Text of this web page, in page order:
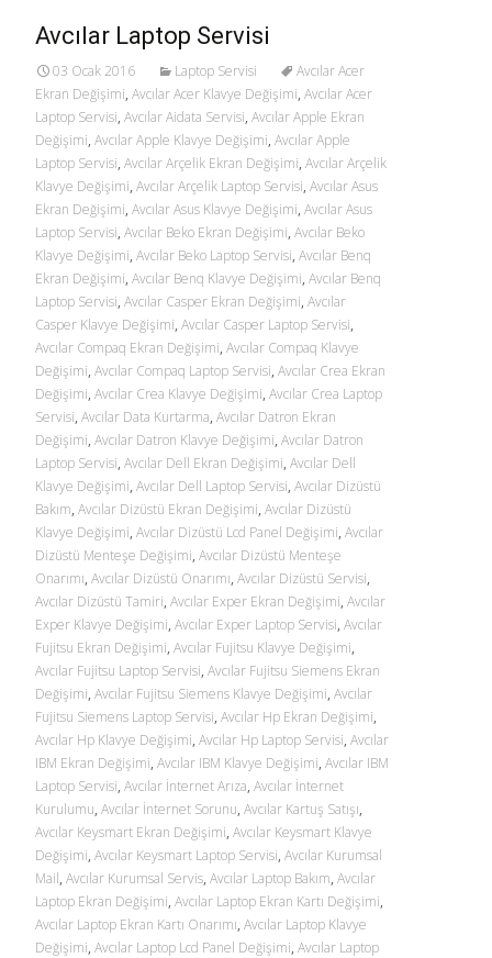
Avcılar Laptop Servisi
03 Ocak 2016 Laptop Servisi
Avcılar Acer
Ekran Değişimi, Avcılar Acer Klavye Değişimi, Avcılar Acer
Laptop Servisi, Avcılar Aidata Servisi, Avcılar Apple Ekran
Değişimi, Avcılar Apple Klavye Değişimi, Avcılar Apple
Laptop Servisi, Avcılar Arçelik Ekran Değişimi, Avcılar Arçelik
Klavye Değişimi, Avcılar Arçelik Laptop Servisi, Avcılar Asus
Ekran Değişimi, Avcılar Asus Klavye Değişimi, Avcılar Asus
Laptop Servisi, Avcılar Beko Ekran Değişimi, Avcılar Beko
Klavye Değişimi, Avcılar Beko Laptop Servisi, Avcılar Benq
Ekran Değişimi, Avcılar Benq Klavye Değişimi, Avcılar Benq
Laptop Servisi, Avcılar Casper Ekran Değişimi, Avcılar
Casper Klavye Değişimi, Avcılar Casper Laptop Servisi,
Avcılar Compaq Ekran Değişimi, Avcılar Compaq Klavye
Değişimi, Avcılar Compaq Laptop Servisi, Avcılar Crea Ekran
Değişimi, Avcılar Crea Klavye Değişimi, Avcılar Crea Laptop
Servisi, Avcılar Data Kurtarma, Avcılar Datron Ekran
Değişimi, Avcılar Datron Klavye Değişimi, Avcılar Datron
Laptop Servisi, Avcılar Dell Ekran Değişimi, Avcılar Dell
Klavye Değişimi, Avcılar Dell Laptop Servisi, Avcılar Dizüstü
Bakım, Avcılar Dizüstü Ekran Değişimi, Avcılar Dizüstü
Klavye Değişimi, Avcılar Dizüstü Lcd Panel Değişimi, Avcılar
Dizüstü Menteşe Değişimi, Avcılar Dizüstü Menteşe
Onarımı, Avcılar Dizüstü Onarımı, Avcılar Dizüstü Servisi,
Avcılar Dizüstü Tamiri, Avcılar Exper Ekran Değişimi, Avcılar
Exper Klavye Değişimi, Avcılar Exper Laptop Servisi, Avcılar
Fujitsu Ekran Değişimi, Avcılar Fujitsu Klavye Değişimi,
Avcılar Fujitsu Laptop Servisi, Avcılar Fujitsu Siemens Ekran
Değişimi, Avcılar Fujitsu Siemens Klavye Değişimi, Avcılar
Fujitsu Siemens Laptop Servisi, Avcılar Hp Ekran Değişimi,
Avcılar Hp Klavye Değişimi, Avcılar Hp Laptop Servisi, Avcılar
IBM Ekran Değişimi, Avcılar IBM Klavye Değişimi, Avcılar IBM
Laptop Servisi, Avcılar İnternet Arıza, Avcılar İnternet
Kurulumu, Avcılar İnternet Sorunu, Avcılar Kartuş Satışı,
Avcılar Keysmart Ekran Değişimi, Avcılar Keysmart Klavye
Değişimi, Avcılar Keysmart Laptop Servisi, Avcılar Kurumsal
Mail, Avcılar Kurumsal Servis, Avcılar Laptop Bakım, Avcılar
Laptop Ekran Değişimi, Avcılar Laptop Ekran Kartı Değişimi,
Avcılar Laptop Ekran Kartı Onarımı, Avcılar Laptop Klavye
Değişimi, Avcılar Laptop Lcd Panel Değişimi, Avcılar Laptop